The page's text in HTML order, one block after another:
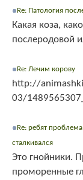
Re: Патология
Какая коза,
послеродовой
Re: Лечим корову
http://
03/
Re: ребят
сталкивался
Это гнойники.
проморенные